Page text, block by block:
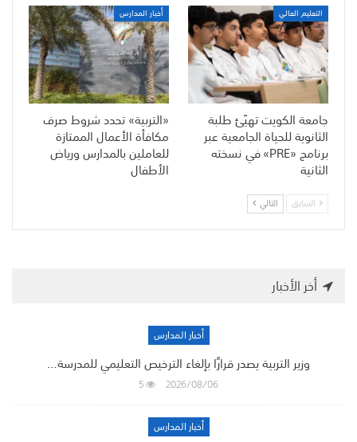
التعليم العالي
جامعة الكويت تهيّئ طلبة
الثانوية للحياة الجامعية عبر
برنامج «PRE» في نسخته
الثانية
أخبار المدارس
«التربية» تحدد شروط صرف
مكافأة الأعمال الممتازة
للعاملين بالمدارس ورياض
الأطفال
السابق التالي
أخر الأخبار
أخبار المدارس
وزير التربية يصدر قرارًا بإلغاء الترخيص التعليمي للمدرسة…
2026/08/06
5
أخبار المدارس